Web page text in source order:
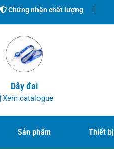
Chứng nhận chất lượng
Dây đai
Xem catalogue
Sản phẩm Thiết bị